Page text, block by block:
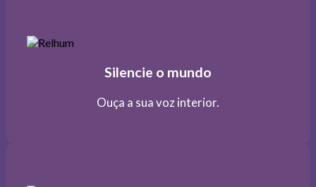
Silencie o mundo
Ouça a sua voz interior.